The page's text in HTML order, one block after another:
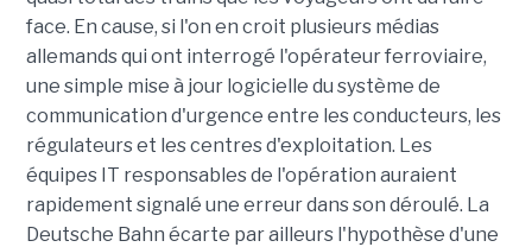
face. En cause, si l'on en croit plusieurs médias
allemands qui ont interrogé l'opérateur ferroviaire,
une simple mise à jour logicielle du système de
communication d'urgence entre les conducteurs, les
régulateurs et les centres d'exploitation. Les
équipes IT responsables de l'opération auraient
rapidement signalé une erreur dans son déroulé. La
Deutsche Bahn écarte par ailleurs l'hypothèse d'une